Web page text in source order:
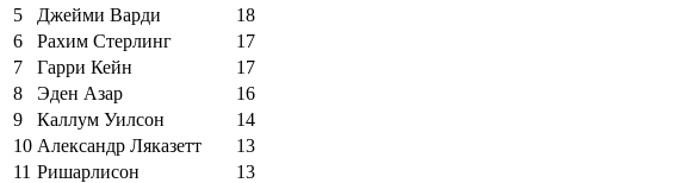
5
Джейми Варди
18
6
Рахим Стерлинг
17
7
Гарри Кейн
17
8
Эден Азар
16
9
Каллум Уилсон
14
10 Александр Ляказетт
13
11 Ришарлисон
13